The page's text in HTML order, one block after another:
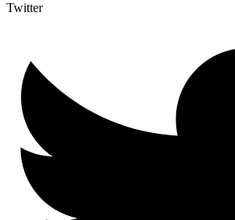
Twitter